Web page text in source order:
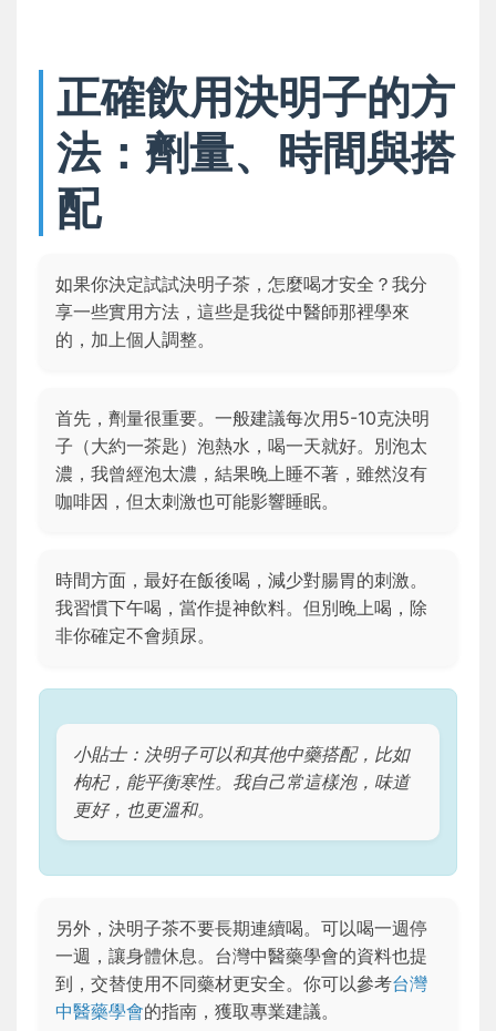
正確飲用決明子的方
法：劑量、時間與搭
配
如果你決定試試決明子茶，怎麼喝才安全？我分
享一些實用方法，這些是我從中醫師那裡學來
的，加上個人調整。
首先，劑量很重要。一般建議每次用5-10克決明
子（大約一茶匙）泡熱水，喝一天就好。別泡太
濃，我曾經泡太濃，結果晚上睡不著，雖然沒有
咖啡因，但太刺激也可能影響睡眠。
時間方面，最好在飯後喝，減少對腸胃的刺激。
我習慣下午喝，當作提神飲料。但別晚上喝，除
非你確定不會頻尿。
小貼士：決明子可以和其他中藥搭配，比如
枸杞，能平衡寒性。我自己常這樣泡，味道
更好，也更溫和。
另外，決明子茶不要長期連續喝。可以喝一週停
一週，讓身體休息。台灣中醫藥學會的資料也提
到，交替使用不同藥材更安全。你可以參考台灣
中醫藥學會的指南，獲取專業建議。